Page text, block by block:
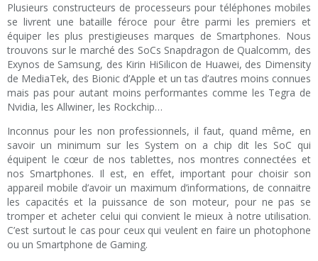
Plusieurs constructeurs de processeurs pour téléphones mobiles
se livrent une bataille féroce pour être parmi les premiers et
équiper les plus prestigieuses marques de Smartphones. Nous
trouvons sur le marché des SoCs Snapdragon de Qualcomm, des
Exynos de Samsung, des Kirin HiSilicon de Huawei, des Dimensity
de MediaTek, des Bionic d’Apple et un tas d’autres moins connues
mais pas pour autant moins performantes comme les Tegra de
Nvidia, les Allwiner, les Rockchip…
Inconnus pour les non professionnels, il faut, quand même, en
savoir un minimum sur les System on a chip dit les SoC qui
équipent le cœur de nos tablettes, nos montres connectées et
nos Smartphones. Il est, en effet, important pour choisir son
appareil mobile d’avoir un maximum d’informations, de connaitre
les capacités et la puissance de son moteur, pour ne pas se
tromper et acheter celui qui convient le mieux à notre utilisation.
C’est surtout le cas pour ceux qui veulent en faire un photophone
ou un Smartphone de Gaming.